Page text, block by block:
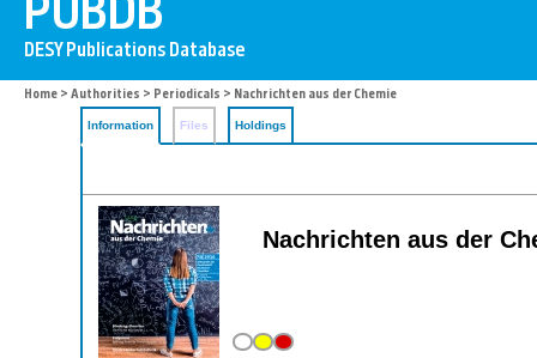
Home > Authorities > Periodicals > Nachrichten aus der Chemie
Information Files Holdings
Nachrichten aus der